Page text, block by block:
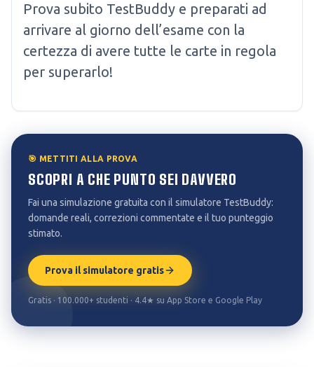
Prova subito TestBuddy e preparati ad
arrivare al giorno dell’esame con la
certezza di avere tutte le carte in regola
per superarlo!
🎯 METTITI ALLA PROVA
SCOPRI A CHE PUNTO SEI DAVVERO
Fai una simulazione gratuita con il simulatore TestBuddy:
domande reali, correzioni commentate e il tuo punteggio
stimato.
Prova il simulatore gratis
Gratis · 100.000+ studenti · 4.4★ su App Store e Google Play